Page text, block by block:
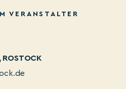
VERANSTALTER
ROSTOCK